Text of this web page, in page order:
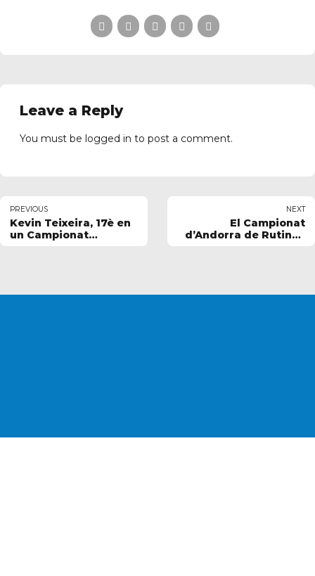
Leave a Reply
You must be logged in to post a comment.
PREVIOUS
Kevin Teixeira, 17è en
un Campionat
NEXT
El Campionat
d’Andorra de Rutines